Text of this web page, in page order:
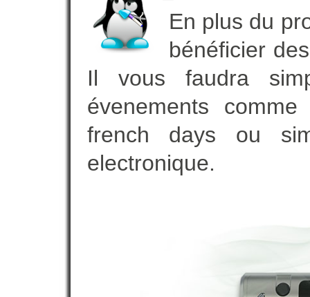
En plus du
bénéficier
Il vous faudra
évenements
french days ou
electronique.